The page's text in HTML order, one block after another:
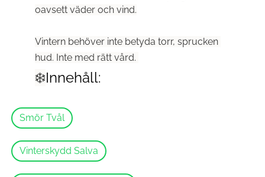
oavsett väder och vind.
Vintern behöver inte betyda torr, sprucken
hud. Inte med rätt vård.
❄️Innehåll:
Smör Tvål
Vinterskydd Salva